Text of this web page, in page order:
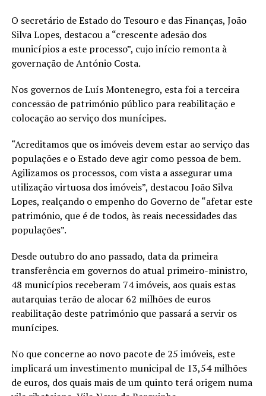
O secretário de Estado do Tesouro e das Finanças, João
Silva Lopes, destacou a “crescente adesão dos
municípios a este processo”, cujo início remonta à
governação de António Costa.
Nos governos de Luís Montenegro, esta foi a terceira
concessão de património público para reabilitação e
colocação ao serviço dos munícipes.
“Acreditamos que os imóveis devem estar ao serviço das
populações e o Estado deve agir como pessoa de bem.
Agilizamos os processos, com vista a assegurar uma
utilização virtuosa dos imóveis”, destacou João Silva
Lopes, realçando o empenho do Governo de “afetar este
património, que é de todos, às reais necessidades das
populações”.
Desde outubro do ano passado, data da primeira
transferência em governos do atual primeiro-ministro,
48 municípios receberam 74 imóveis, aos quais estas
autarquias terão de alocar 62 milhões de euros
reabilitação deste património que passará a servir os
munícipes.
No que concerne ao novo pacote de 25 imóveis, este
implicará um investimento municipal de 13,54 milhões
de euros, dos quais mais de um quinto terá origem numa